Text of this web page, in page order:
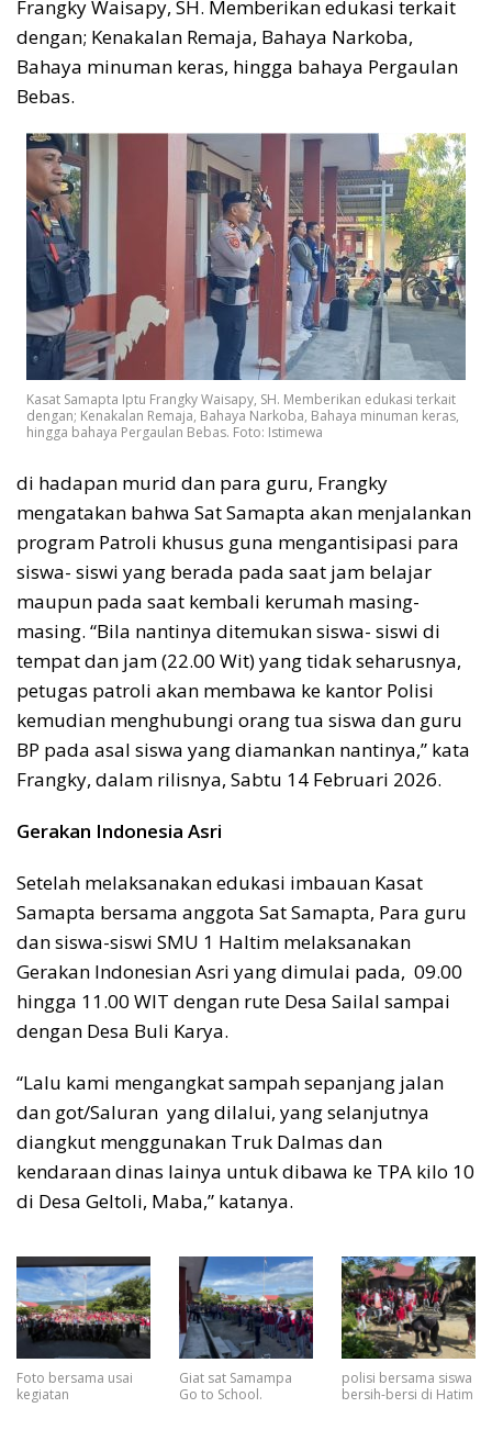
Frangky Waisapy, SH. Memberikan edukasi terkait
dengan; Kenakalan Remaja, Bahaya Narkoba,
Bahaya minuman keras, hingga bahaya Pergaulan
Bebas.
Kasat Samapta Iptu Frangky Waisapy, SH. Memberikan edukasi terkait
dengan; Kenakalan Remaja, Bahaya Narkoba, Bahaya minuman keras,
hingga bahaya Pergaulan Bebas. Foto: Istimewa
di hadapan murid dan para guru, Frangky
mengatakan bahwa Sat Samapta akan menjalankan
program Patroli khusus guna mengantisipasi para
siswa- siswi yang berada pada saat jam belajar
maupun pada saat kembali kerumah masing-
masing. “Bila nantinya ditemukan siswa- siswi di
tempat dan jam (22.00 Wit) yang tidak seharusnya,
petugas patroli akan membawa ke kantor Polisi
kemudian menghubungi orang tua siswa dan guru
BP pada asal siswa yang diamankan nantinya,” kata
Frangky, dalam rilisnya, Sabtu 14 Februari 2026.
Gerakan Indonesia Asri
Setelah melaksanakan edukasi imbauan Kasat
Samapta bersama anggota Sat Samapta, Para guru
dan siswa-siswi SMU 1 Haltim melaksanakan
Gerakan Indonesian Asri yang dimulai pada, 09.00
hingga 11.00 WIT dengan rute Desa Sailal sampai
dengan Desa Buli Karya.
“Lalu kami mengangkat sampah sepanjang jalan
dan got/Saluran yang dilalui, yang selanjutnya
diangkut menggunakan Truk Dalmas dan
kendaraan dinas lainya untuk dibawa ke TPA kilo 10
di Desa Geltoli, Maba,” katanya.
Foto bersama usai
kegiatan
Giat sat Samampa
Go to School.
polisi bersama siswa
bersih-bersi di Hatim